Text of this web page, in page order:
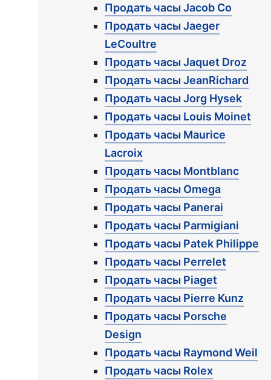
Продать часы Jacob Co
Продать часы Jaeger
LeCoultre
Продать часы Jaquet Droz
Продать часы JeanRichard
Продать часы Jorg Hysek
Продать часы Louis Moinet
Продать часы Maurice
Lacroix
Продать часы Montblanc
Продать часы Omega
Продать часы Panerai
Продать часы Parmigiani
Продать часы Patek Philippe
Продать часы Perrelet
Продать часы Piaget
Продать часы Pierre Kunz
Продать часы Porsche
Design
Продать часы Raymond Weil
Продать часы Rolex